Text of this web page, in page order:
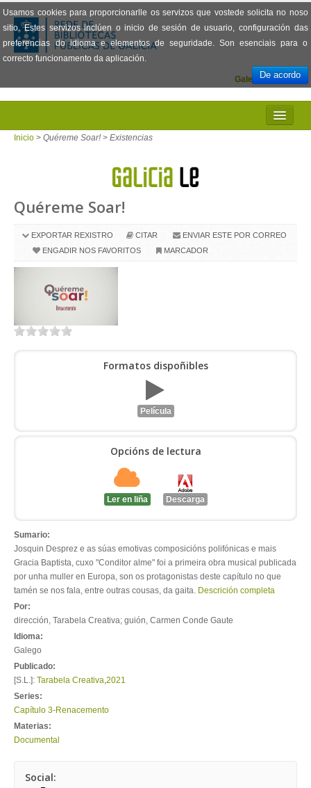
Usamos cookies para proporcionarlle os servizos que vostede solicita no noso
sitio. Estes servizos inclúen o inicio de sesión de usuario, configuración das
preferencias do idioma e elementos de seguridade. Son esenciais para o
correcto funcionamento da aplicación.
De acordo
Español
Galego
INICIO
VISIONADO DE PELÍCULAS
Inicio > Quéreme Soar! > Existencias
Quéreme Soar!
CITAR ENVIAR ESTE POR CORREO
EXPORTAR REXISTRO
ENGADIR NOS FAVORITOS
MARCADOR
Formatos dispoñibles
Película
Opcións de lectura
Ler en liña Descarga
Sumario:
Josquin Desprez e as súas emotivas composicións polifónicas e mais
Gracia Baptista, cuxo "Conditor alme" foi a primeira obra musical publicada
por unha muller en Europa, son os protagonistas deste capítulo no que
tamén se nos fala, entre outras cousas, da gaita. Descrición completa
Por:
dirección, Tarabela Creativa; guión, Carmen Conde Gaute
Idioma:
Galego
Publicado:
[S.L.]: Tarabela Creativa,2021
Series:
Capítulo 3-Renacemento
Materias:
Documental
Social: